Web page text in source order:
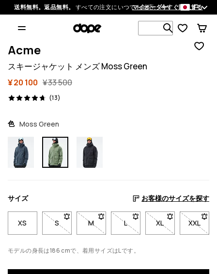
送料無料。返品無料。 すべての注文にいつでも対応。今すぐ購入する
マイオーダー JP
1 000以上
Acme
スキージャケット メンズ Moss Green
¥ 20 100 ¥ 33 500
(13)
13 レビュー, 4.7/5
色 Moss Green
サイズ お客様のサイズを探す
XS S- サイズSは在庫切れです。在庫が戻ったときに通
M- サイズMは在庫切れです。在庫が戻っ
L- サイズLは在庫切れです。
XL- サイズXLは在庫
XXL- サイ
モデルの身長は186 cmで、着用サイズはLです。